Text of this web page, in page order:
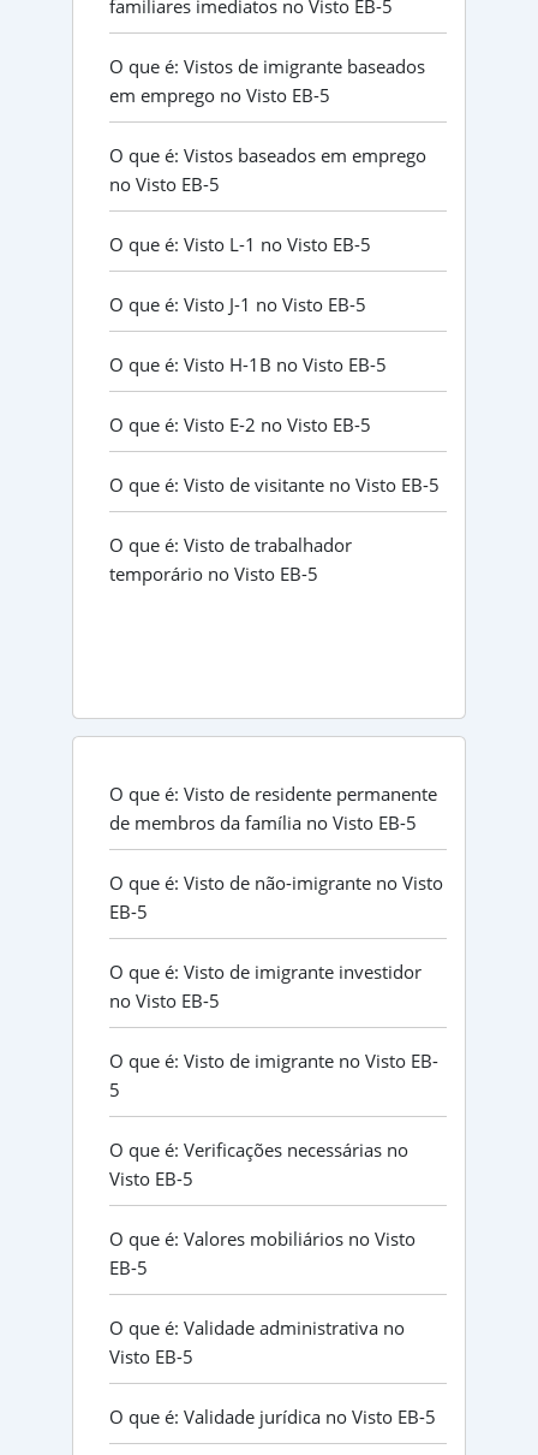
familiares imediatos no Visto EB-5
O que é: Vistos de imigrante baseados
em emprego no Visto EB-5
O que é: Vistos baseados em emprego
no Visto EB-5
O que é: Visto L-1 no Visto EB-5
O que é: Visto J-1 no Visto EB-5
O que é: Visto H-1B no Visto EB-5
O que é: Visto E-2 no Visto EB-5
O que é: Visto de visitante no Visto EB-5
O que é: Visto de trabalhador
temporário no Visto EB-5
O que é: Visto de residente permanente
de membros da família no Visto EB-5
O que é: Visto de não-imigrante no Visto
EB-5
O que é: Visto de imigrante investidor
no Visto EB-5
O que é: Visto de imigrante no Visto EB-
5
O que é: Verificações necessárias no
Visto EB-5
O que é: Valores mobiliários no Visto
EB-5
O que é: Validade administrativa no
Visto EB-5
O que é: Validade jurídica no Visto EB-5